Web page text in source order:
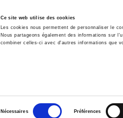
Ce site web utilise des cookies
Les cookies nous permettent de personnaliser le
Nous partageons également des informations sur
combiner celles-ci avec d'autres informations que
Nécessaires Préférences
Home